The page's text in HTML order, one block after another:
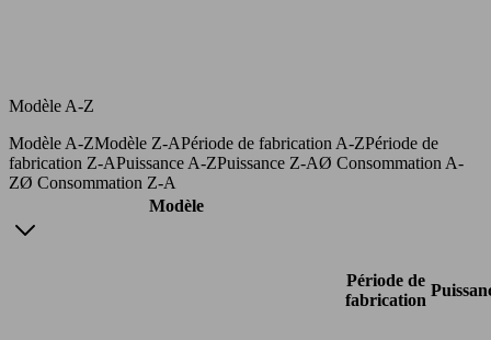
Modèle A-Z
Modèle A-ZModèle Z-APériode de fabrication A-ZPériode de
fabrication Z-APuissance A-ZPuissance Z-AØ Consommation A-
ZØ Consommation Z-A
Modèle
Période de
fabrication